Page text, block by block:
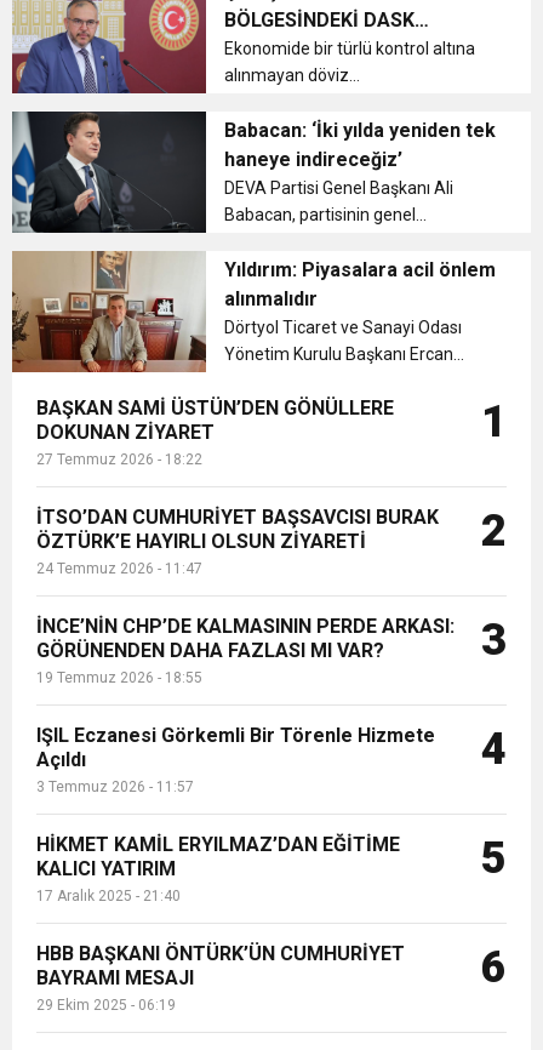
Cumhuriyet, Türk Milletinin Özgürlük
ve Onur Nişanesidir
6:19 HBB BAŞKANI ÖNTÜRK’ÜN
CUMHURİYET BAYRAMI MESAJI
17:36 KURUMLAR VERGİSİ ERTELENDİ
1:00 İTSO İŞ-KUR SGK TOPLANTI
DUYURUSU
CEYLANDERE’DE BAŞKAN EMRAH
KARAÇAY’A SEVGİ SELİ
18:22 BAŞKAN SAMİ ÜSTÜN’DEN
GÖNÜLLERE DOKUNAN ZİYARET
HIRSIZLIK ŞÜPHELİSİ
TUTUKLANIRKEN, ÇALINAN
EŞYALAR SAHİBİNE TESLİM
BÖLGESİNDEKİ DASK
MAĞDURİYETLERİ GİDERİLMELİ
Ekonomide bir türlü kontrol altına
alınmayan döviz
deprem ve DASK mağdurlarının
problemlerine değinen Saadet
Partisi Hatay Milletvekili Doç. Dr.
Necmettin Çalışkan...
Babacan: ‘İki yılda yeniden tek
haneye indireceğiz’
DEVA Partisi Genel Başkanı Ali
Babacan, partisinin genel
değerlendirme toplantısında
konuştu. Gençlere seslenen
Babacan’ın gündeminde Merkez
Bankası’nın döviz satışları...
Yıldırım: Piyasalara acil önlem
alınmalıdır
Dörtyol Ticaret ve Sanayi Odası
Yönetim Kurulu Başkanı Ercan
sayıda sektörü tehlikeye attığını ve
BAŞKAN SAMİ ÜSTÜN’DEN GÖNÜLLERE
DOKUNAN ZİYARET
27 Temmuz 2026 - 18:22
1
İTSO’DAN CUMHURİYET BAŞSAVCISI BURAK
ÖZTÜRK’E HAYIRLI OLSUN ZİYARETİ
24 Temmuz 2026 - 11:47
2
İNCE’NİN CHP’DE KALMASININ PERDE ARKASI:
GÖRÜNENDEN DAHA FAZLASI MI VAR?
19 Temmuz 2026 - 18:55
3
IŞIL Eczanesi Görkemli Bir Törenle Hizmete
Açıldı
3 Temmuz 2026 - 11:57
4
HİKMET KAMİL ERYILMAZ’DAN EĞİTİME
KALICI YATIRIM
17 Aralık 2025 - 21:40
5
HBB BAŞKANI ÖNTÜRK’ÜN CUMHURİYET
BAYRAMI MESAJI
29 Ekim 2025 - 06:19
6